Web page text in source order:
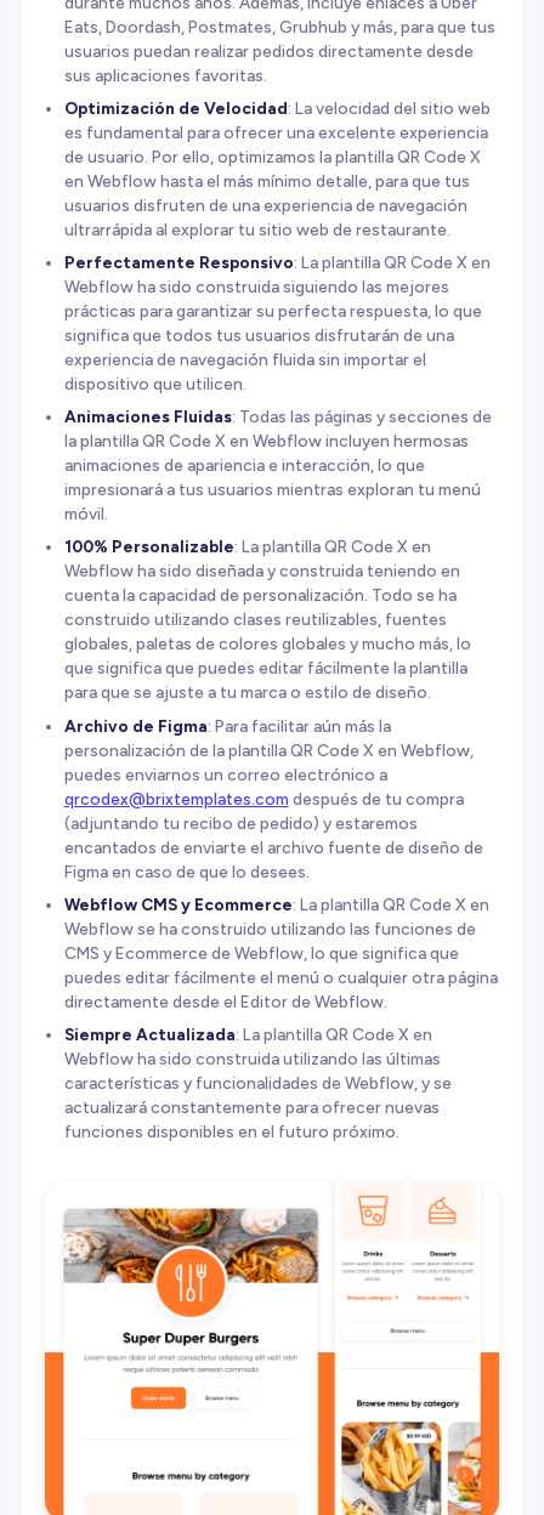
Eats, Doordash, Postmates, Grubhub y más, para que tus
usuarios puedan realizar pedidos directamente desde
sus aplicaciones favoritas.
Optimización de Velocidad: La velocidad del sitio web
es fundamental para ofrecer una excelente experiencia
de usuario. Por ello, optimizamos la plantilla QR Code X
en Webflow hasta el más mínimo detalle, para que tus
usuarios disfruten de una experiencia de navegación
ultrarrápida al explorar tu sitio web de restaurante.
Perfectamente Responsivo: La plantilla QR Code X en
Webflow ha sido construida siguiendo las mejores
prácticas para garantizar su perfecta respuesta, lo que
significa que todos tus usuarios disfrutarán de una
experiencia de navegación fluida sin importar el
dispositivo que utilicen.
Animaciones Fluidas: Todas las páginas y secciones de
la plantilla QR Code X en Webflow incluyen hermosas
animaciones de apariencia e interacción, lo que
impresionará a tus usuarios mientras exploran tu menú
móvil.
100% Personalizable: La plantilla QR Code X en
Webflow ha sido diseñada y construida teniendo en
cuenta la capacidad de personalización. Todo se ha
construido utilizando clases reutilizables, fuentes
globales, paletas de colores globales y mucho más, lo
que significa que puedes editar fácilmente la plantilla
para que se ajuste a tu marca o estilo de diseño.
Archivo de Figma: Para facilitar aún más la
personalización de la plantilla QR Code X en Webflow,
puedes enviarnos un correo electrónico a
qrcodex@brixtemplates.com después de tu compra
(adjuntando tu recibo de pedido) y estaremos
encantados de enviarte el archivo fuente de diseño de
Figma en caso de que lo desees.
Webflow CMS y Ecommerce: La plantilla QR Code X en
Webflow se ha construido utilizando las funciones de
CMS y Ecommerce de Webflow, lo que significa que
puedes editar fácilmente el menú o cualquier otra página
directamente desde el Editor de Webflow.
Siempre Actualizada: La plantilla QR Code X en
Webflow ha sido construida utilizando las últimas
características y funcionalidades de Webflow, y se
actualizará constantemente para ofrecer nuevas
funciones disponibles en el futuro próximo.